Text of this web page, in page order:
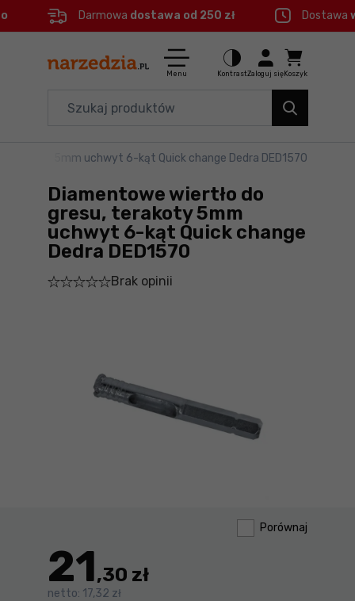
Menu główne
Informacje o produkcie
Do koszyka
Szczegółowe informacje
Stopka
Darmowa dostawa od 250 zł Dostawa
Menu KontrastZaloguj się Koszyk
Elektronarzędzia
Akcesoria
BHP
Branże
terakoty 5mm uchwyt 6-kąt Quick change Dedra DED1570
Diamentowe wiertło do
gresu, terakoty 5mm
uchwyt 6-kąt Quick change
Dedra DED1570
Brak opinii
Porównaj
21,30 zł
netto: 17,32 zł